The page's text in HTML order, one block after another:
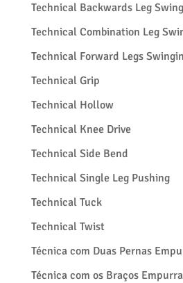
Technical Backwards Leg Swing
Technical Combination Leg
Technical Forward Legs
Technical Grip
Technical Hollow
Technical Knee Drive
Technical Side Bend
Technical Single Leg Pushing
Technical Tuck
Technical Twist
Técnica com Duas Pernas
Técnica com os Braços